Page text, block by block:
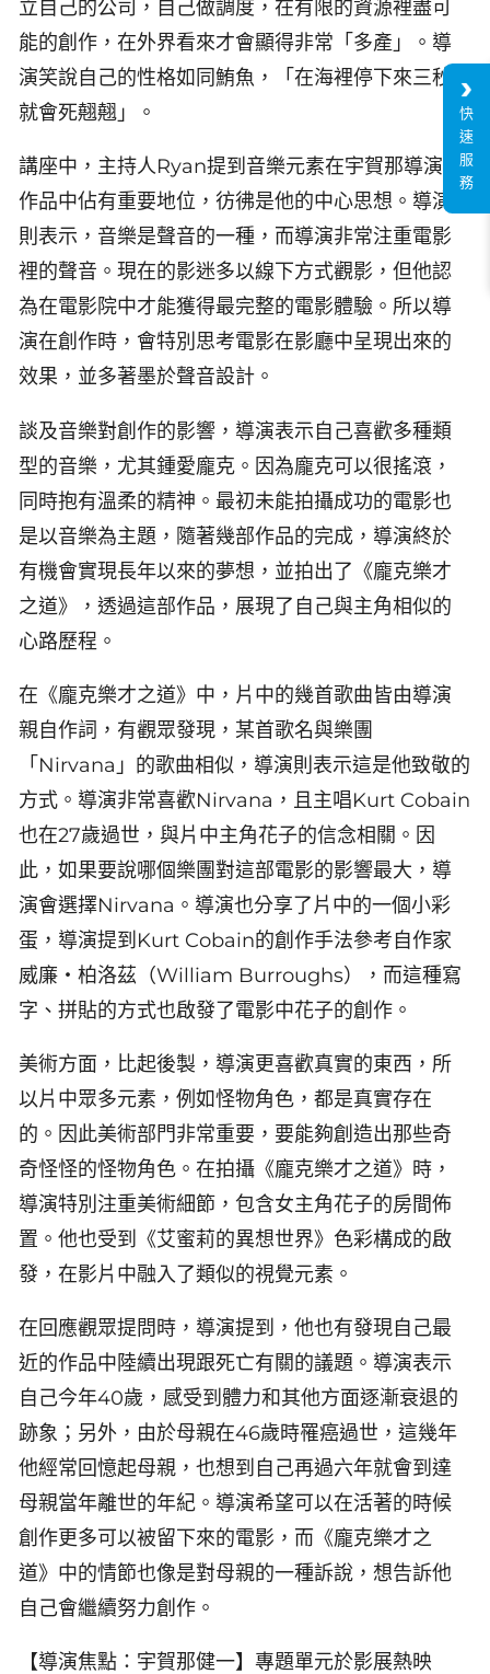
立自己的公司，自己做調度，在有限的資源裡盡可
能的創作，在外界看來才會顯得非常「多產」。導
演笑說自己的性格如同鮪魚，「在海裡停下來三秒
就會死翹翹」。
講座中，主持人Ryan提到音樂元素在宇賀那導演的
作品中佔有重要地位，彷彿是他的中心思想。導演
則表示，音樂是聲音的一種，而導演非常注重電影
裡的聲音。現在的影迷多以線下方式觀影，但他認
為在電影院中才能獲得最完整的電影體驗。所以導
演在創作時，會特別思考電影在影廳中呈現出來的
效果，並多著墨於聲音設計。
談及音樂對創作的影響，導演表示自己喜歡多種類
型的音樂，尤其鍾愛龐克。因為龐克可以很搖滾，
同時抱有溫柔的精神。最初未能拍攝成功的電影也
是以音樂為主題，隨著幾部作品的完成，導演終於
有機會實現長年以來的夢想，並拍出了《龐克樂才
之道》，透過這部作品，展現了自己與主角相似的
心路歷程。
在《龐克樂才之道》中，片中的幾首歌曲皆由導演
親自作詞，有觀眾發現，某首歌名與樂團
「Nirvana」的歌曲相似，導演則表示這是他致敬的
方式。導演非常喜歡Nirvana，且主唱Kurt Cobain
也在27歲過世，與片中主角花子的信念相關。因
此，如果要說哪個樂團對這部電影的影響最大，導
演會選擇Nirvana。導演也分享了片中的一個小彩
蛋，導演提到Kurt Cobain的創作手法參考自作家
威廉・柏洛茲（William Burroughs），而這種寫
字、拼貼的方式也啟發了電影中花子的創作。
美術方面，比起後製，導演更喜歡真實的東西，所
以片中眾多元素，例如怪物角色，都是真實存在
的。因此美術部門非常重要，要能夠創造出那些奇
奇怪怪的怪物角色。在拍攝《龐克樂才之道》時，
導演特別注重美術細節，包含女主角花子的房間佈
置。他也受到《艾蜜莉的異想世界》色彩構成的啟
發，在影片中融入了類似的視覺元素。
在回應觀眾提問時，導演提到，他也有發現自己最
近的作品中陸續出現跟死亡有關的議題。導演表示
自己今年40歲，感受到體力和其他方面逐漸衰退的
跡象；另外，由於母親在46歲時罹癌過世，這幾年
他經常回憶起母親，也想到自己再過六年就會到達
母親當年離世的年紀。導演希望可以在活著的時候
創作更多可以被留下來的電影，而《龐克樂才之
道》中的情節也像是對母親的一種訴說，想告訴他
自己會繼續努力創作。
【導演焦點：宇賀那健一】專題單元於影展熱映
快
速
服
務